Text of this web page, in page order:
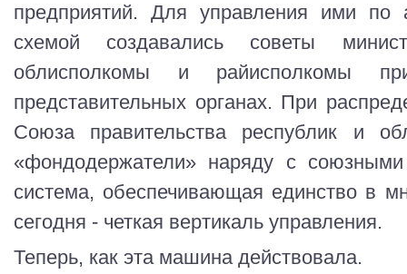
предприятий. Для управления ими по
схемой создавались советы
облисполкомы и райисполкомы
представительных органах. При
Союза правительства республик и
«фондодержатели» наряду с
система, обеспечивающая единство в
сегодня - четкая вертикаль управления.
Теперь, как эта машина действовала.